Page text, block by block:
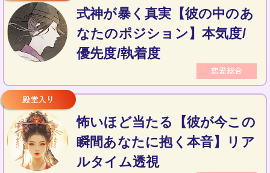
恋愛総合
式神が暴く真実【彼の中のあ
なたのポジション】本気度/
優先度/執着度
怖いほど当たる【彼が今この
瞬間あなたに抱く本音】リア
ルタイム透視